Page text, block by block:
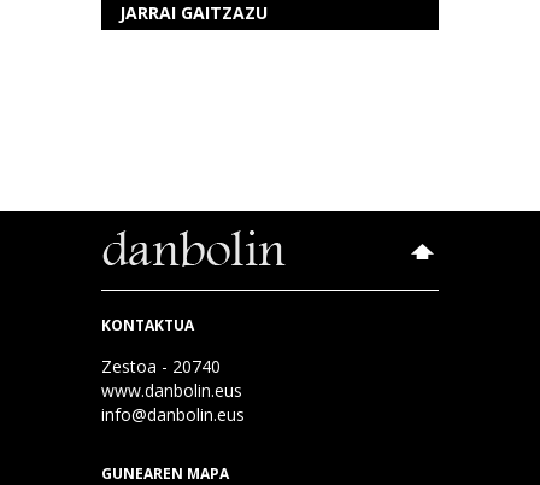
JARRAI GAITZAZU
KONTAKTUA
Zestoa - 20740
www.danbolin.eus
info@danbolin.eus
GUNEAREN MAPA